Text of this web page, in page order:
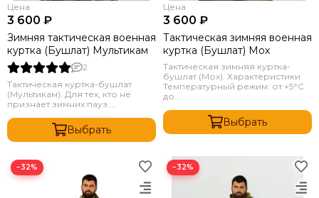
Цена
3 600 ₽
Зимняя тактическая военная
куртка (Бушлат) Мультикам
2
Тактическая куртка-бушлат
(Мультикам). Для тех, кто не
признает зимних пауз....
Выбрать
Цена
3 600 ₽
Тактическая зимняя военная
куртка (Бушлат) Мох
Тактическая зимняя куртка-
бушлат (Мох). Характеристики
Температурный режим: от +5°C
до...
Выбрать
−32% −32%